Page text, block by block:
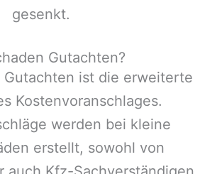
gesenkt.
Gutachten?
Gutachten ist die erweiterte
Kostenvoranschlages.
werden bei kleine
erstellt, sowohl von